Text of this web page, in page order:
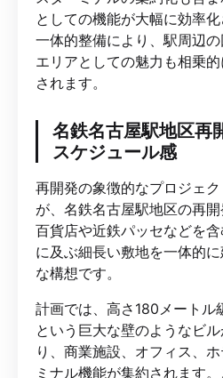
としての機能が大幅に効率
一体的整備により、駅周辺
エリアとしての魅力も相乗
されます。
名鉄名古屋駅地区再
スケジュール感
再開発の象徴的なプロジェ
が、名鉄名古屋駅地区の再
百貨店や近鉄パッセなどを
に及ぶ細長い敷地を一体的
な構想です。
計画では、高さ180メート
という巨大な壁のようなビ
り、商業施設、オフィス、
ミナル機能が集約されます。